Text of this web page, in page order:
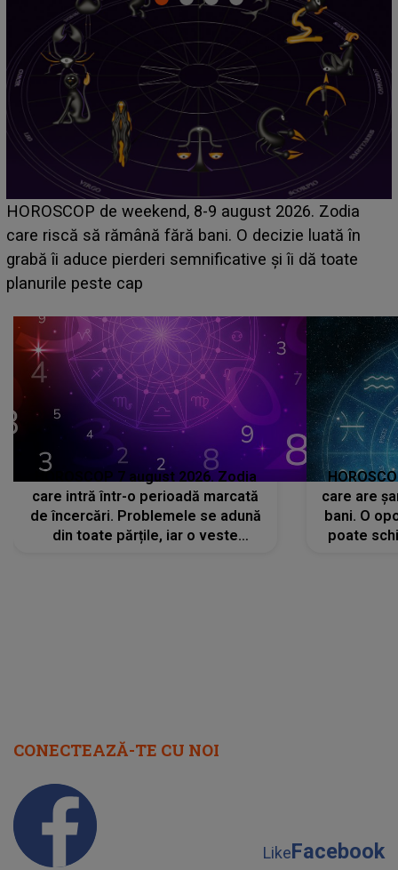
Emanuel a ținut ACEST DETALIU ASCUNS până
acum! În fața Alexandrei, concurentul din Casa Iubirii
face o MĂRTURISIRE NEAȘTEPTATĂ despre mama
sa: "I-am spus și ei în față, eu nu te iubesc pentru
HOROSCOP 7 august 2026. Zodia
care intră într-o perioadă marcată
de încercări. Problemele se adună
din toate părțile, iar o veste
care are
bani. O
poate
CONECTEAZĂ-TE CU NOI
LikeFacebook